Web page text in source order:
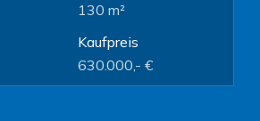
130 m²
Kaufpreis
630.000,- €